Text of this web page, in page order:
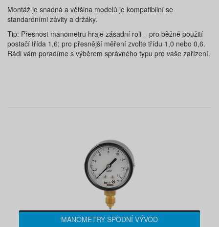
Montáž je snadná a většina modelů je kompatibilní se
standardními závity a držáky.
Tip: Přesnost manometru hraje zásadní roli – pro běžné použití
postačí třída 1,6; pro přesnější měření zvolte třídu 1,0 nebo 0,6.
Rádi vám poradíme s výběrem správného typu pro vaše zařízení.
MANOMETRY SPODNÍ VÝVOD